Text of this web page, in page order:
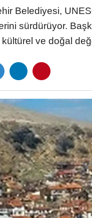
Belediyesi,
sürdürüyor.
kültürel ve doğal